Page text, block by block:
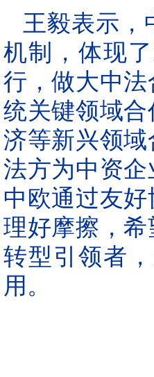
王毅表示，
机制，体现
行，做大中
统关键领域
济等新兴领
法方为中资
中欧通过友
理好摩擦，
转型引领者
用。